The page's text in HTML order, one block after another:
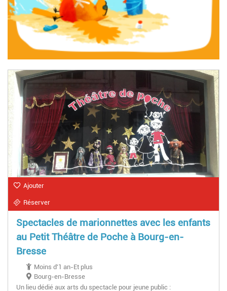
Ajouter
Réserver
Spectacles de marionnettes avec les enfants
au Petit Théâtre de Poche à Bourg-en-
Bresse
Moins d'1 an-Et plus
Bourg-en-Bresse
Un lieu dédié aux arts du spectacle pour jeune public :